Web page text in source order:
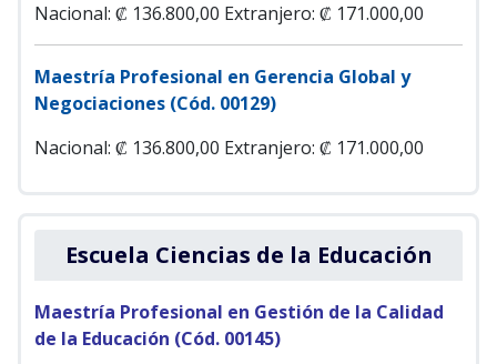
Nacional: ₡ 136.800,00 Extranjero: ₡ 171.000,00
Maestría Profesional en Gerencia Global y
Negociaciones (Cód. 00129)
Nacional: ₡ 136.800,00 Extranjero: ₡ 171.000,00
Escuela Ciencias de la Educación
Maestría Profesional en Gestión de la Calidad
de la Educación (Cód. 00145)